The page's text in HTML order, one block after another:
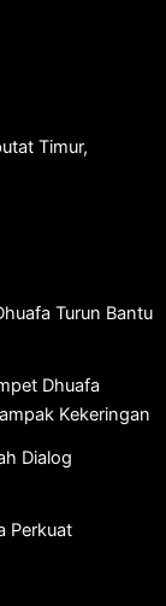
Timur,
Turun Bantu
Dhuafa
Kekeringan
Dialog
Perkuat